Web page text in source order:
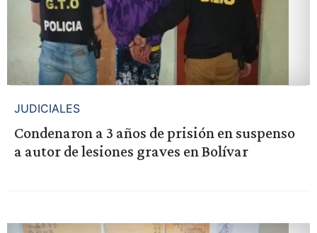
JUDICIALES
Condenaron a 3 años de prisión en suspenso
a autor de lesiones graves en Bolívar